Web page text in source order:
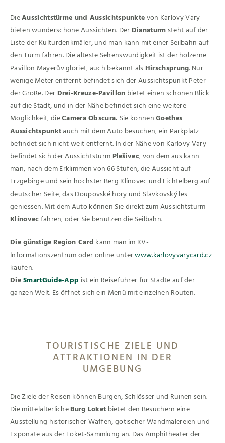
DieAussichtstürme und Aussichtspunktevon Karlovy Vary
bieten wunderschöne Aussichten. Der Dianaturmsteht auf der
Liste der Kulturdenkmäler, und man kann mit einer Seilbahn auf
den Turm fahren. Die älteste Sehenswürdigkeit ist der hölzerne
Pavillon Mayerův gloriet, auch bekannt als Hirschsprung. Nur
wenige Meter entfernt befindet sich der Aussichtspunkt Peter
der Große. Der Drei-Kreuze-Pavillon bietet einen schönen Blick
auf die Stadt, und in der Nähe befindet sich eine weitere
Möglichkeit, dieCamera Obscura. Sie könnenGoethes
Aussichtspunktauch mit dem Auto besuchen, ein Parkplatz
befindet sich nicht weit entfernt. In der Nähe von Karlovy Vary
befindet sich der Aussichtsturm Plešivec, von dem aus kann
man, nach dem Erklimmen von 66 Stufen, die Aussicht auf
Erzgebirge und sein höchster Berg Klínovec und Fichtelberg auf
deutscher Seite, das Doupovské hory und Slavkovský les
geniessen. Mit dem Auto können Sie direkt zum Aussichtsturm
Klínovecfahren, oder Sie benutzen die Seilbahn.
Die günstige Region Card kann man im KV-
Informationszentrum oder online unterwww.karlovyvarycard.cz
kaufen.
DieSmartGuide-App ist ein Reiseführer für Städte auf der
ganzen Welt. Es öffnet sich ein Menü mit einzelnen Routen.
TOURISTISCHE ZIELE UND
ATTRAKTIONEN IN DER
UMGEBUNG
Die Ziele der Reisen können Burgen, Schlösser und Ruinen sein.
Die mittelalterlicheBurg Loket bietet den Besuchern eine
Ausstellung historischer Waffen, gotischer Wandmalereien und
Exponate aus der Loket-Sammlung an. Das Amphitheater der